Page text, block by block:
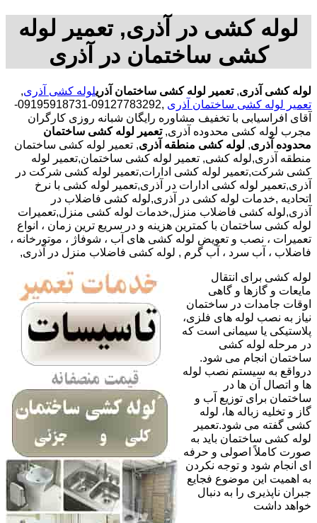
لوله کشی در آذری, تعمیر لوله
کشی ساختمان در آذری
لوله کشی آذری,تعمیر لوله کشی ساختمان آذریلوله کشی آذری,
تعمیر لوله کشی ساختمان آذری
,09127783292-09195918731-
آقای افراسیابی با تخفیف مشاوره رایگان شبانه روزی کارگران
مجرب لوله کشی محدوده آذری,تعمیر لوله کشی ساختمان
محدوده آذری, لوله کشی منطقه آذری, تعمیر لوله کشی ساختمان
منطقه آذری,لوله کشی, تعمیر لوله کشی ساختمان,تعمیر لوله
کشی شرکت,تعمیر لوله کشی ادارات,تعمیر لوله کشی شرکت در
آذری,تعمیر لوله کشی ادارات در آذری,تعمیر لوله کشی با نرخ
اتحادیه ,خدمات لوله کشی در آذری,لوله کشی فاضلاب در
آذری,لوله کشی فاضلاب منزل,خدمات لوله کشی منزل,تعمیرات
لوله کشی ساختمان با کمترین هزینه و در سریع ترین زمان ، انواع
تعمیرات ، نصب و تعویض لوله کشی های آب ، شوفاژ ، موتورخانه ،
فاضلاب ، آب سرد ، آب گرم , لوله کشی فاضلاب منزل در آذری,
لوله کشی برای انتقال
مایعات و گازها و گاهی
اوقات جامدات در ساختمان
نیاز به نصب لوله های فلزی،
پلاستیکی یا سیمانی است که
در مرحله لوله کشی
ساختمان انجام می شود.
درواقع به سیستم نصب لوله
ها و اتصال آن ها در
ساختمان برای توزیع آب و
گاز و تخلیه زباله ها، لوله
کشی گفته می شود.تعمیر
لوله کشی ساختمان باید به
صورت کاملاً اصولی و حرفه
ای انجام شود و توجه نکردن
به اهمیت این موضوع فجایع
جبران ناپذیری را به دنبال
خواهد داشت